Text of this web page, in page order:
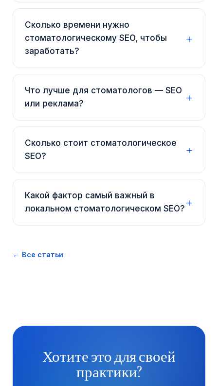
Сколько времени нужно
стоматологическому SEO, чтобы
заработать?
Что лучше для стоматологов — SEO
или реклама?
Сколько стоит стоматологическое
SEO?
Какой фактор самый важный в
локальном стоматологическом SEO?
← Все статьи
Хотите это для своей
практики?